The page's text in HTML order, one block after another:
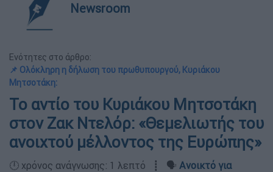
Newsroom
Ενότητες στο άρθρο:
📌 Ολόκληρη η δήλωση του πρωθυπουργού, Κυριάκου
Μητσοτάκη:
Το αντίο του Κυριάκου Μητσοτάκη
στον Ζακ Ντελόρ: «Θεμελιωτής του
ανοιχτού μέλλοντος της Ευρώπης»
🕛 χρόνος ανάγνωσης: 1 λεπτό ┋ 🗣️ Ανοικτό για